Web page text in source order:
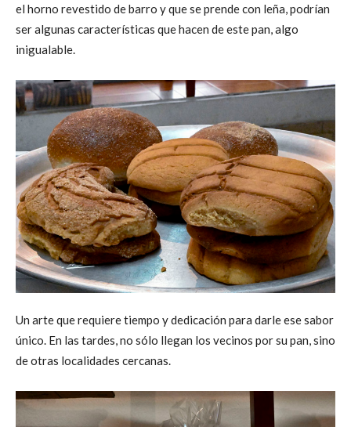
el horno revestido de barro y que se prende con leña, podrían
ser algunas características que hacen de este pan, algo
inigualable.
Un arte que requiere tiempo y dedicación para darle ese sabor
único. En las tardes, no sólo llegan los vecinos por su pan, sino
de otras localidades cercanas.